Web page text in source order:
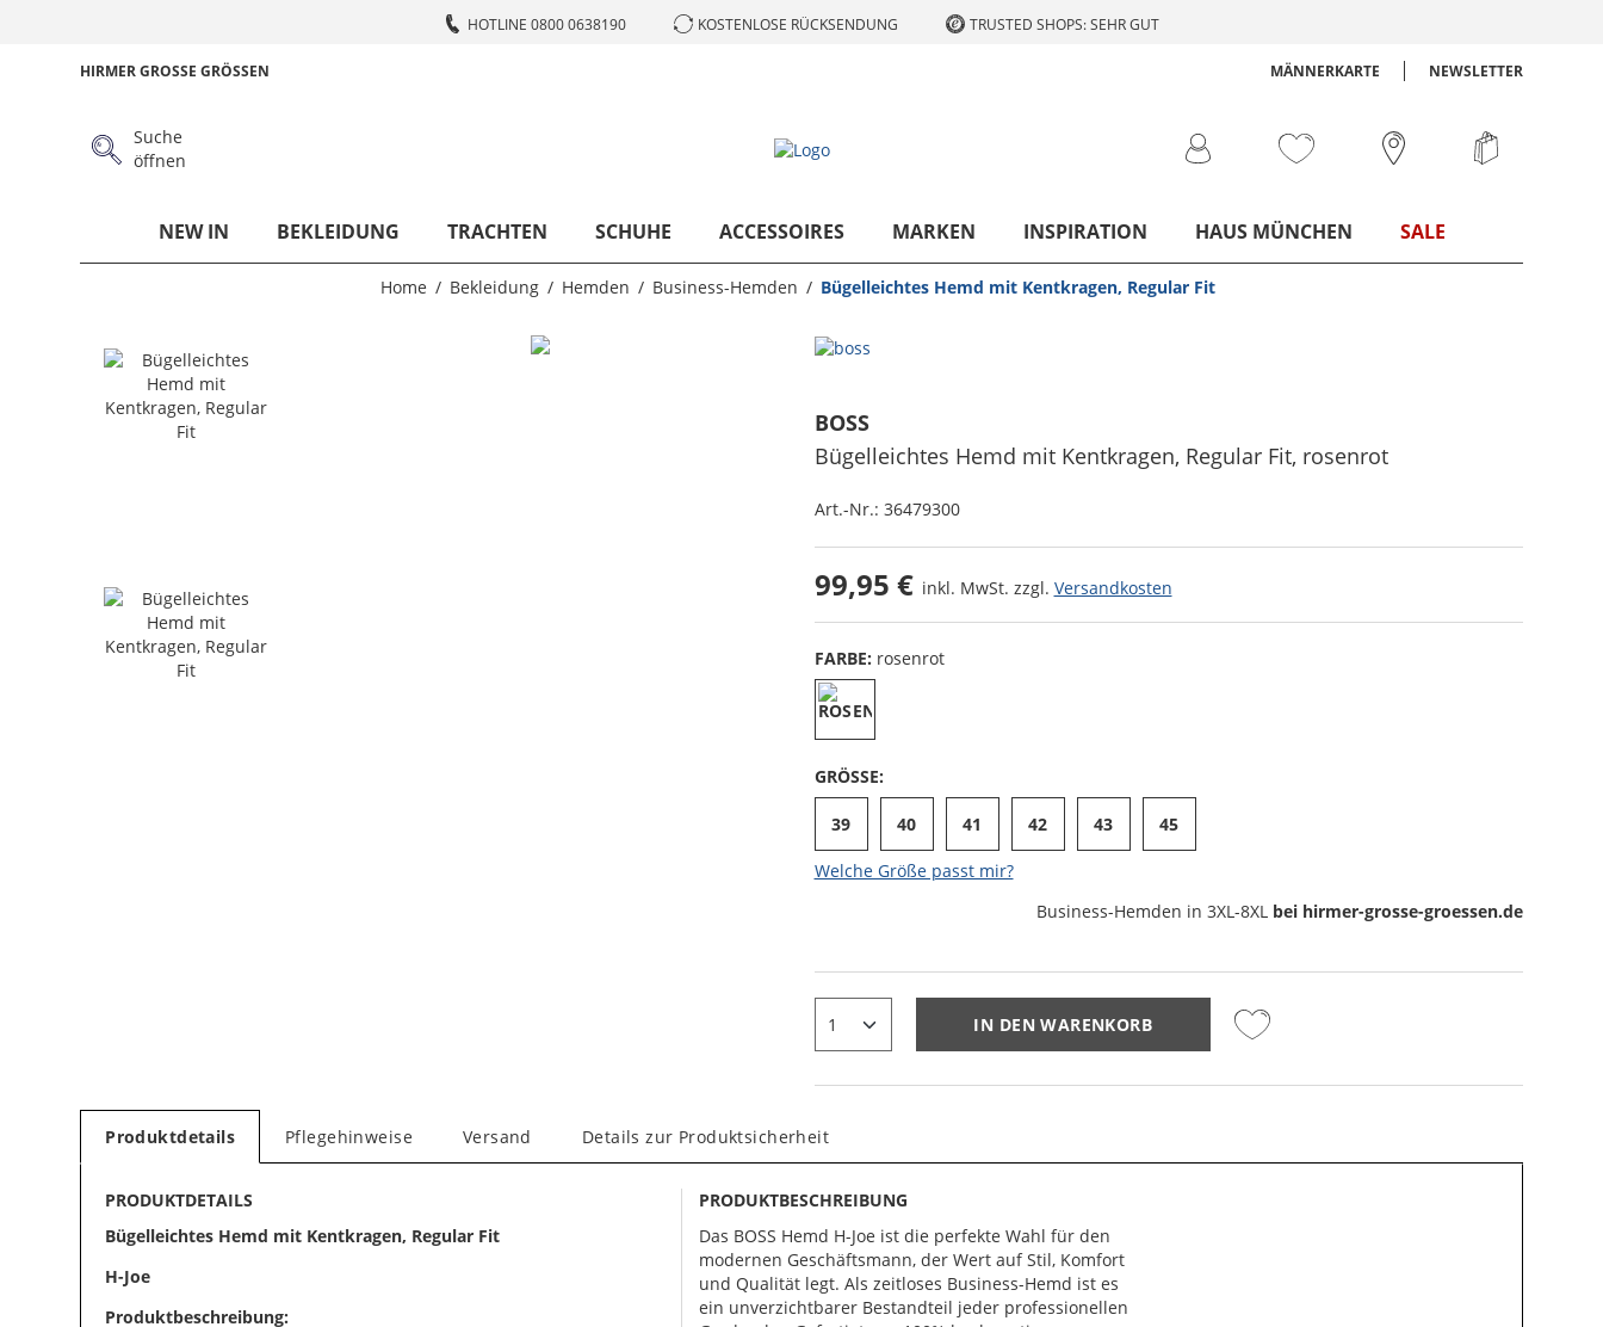
HOTLINE 0800 0638190 KOSTENLOSE RÜCKSENDUNG TRUSTED SHOPS: SEHR GUT
HIRMER GROSSE GRÖSSEN MÄNNERKARTE NEWSLETTER
Suche
öffnen
NEW IN BEKLEIDUNG TRACHTEN SCHUHE ACCESSOIRES MARKEN INSPIRATION HAUS MÜNCHEN SALE
Home Bekleidung Hemden Business-Hemden Bügelleichtes Hemd mit Kentkragen, Regular Fit
BOSS
Bügelleichtes Hemd mit Kentkragen, Regular Fit, rosenrot
Art.-Nr.: 36479300
99,95 € inkl. MwSt. zzgl. Versandkosten
FARBE: rosenrot
GRÖSSE:
39 40 41 42 43 45
Welche Größe passt mir?
Business-Hemden in 3XL-8XL bei hirmer-grosse-groessen.de
IN DEN WARENKORB
Produktdetails Pflegehinweise Versand Details zur Produktsicherheit
PRODUKTDETAILS
Bügelleichtes Hemd mit Kentkragen, Regular Fit
H-Joe
Produktbeschreibung:
PRODUKTBESCHREIBUNG
Das BOSS Hemd H-Joe ist die perfekte Wahl für den
modernen Geschäftsmann, der Wert auf Stil, Komfort
und Qualität legt. Als zeitloses Business-Hemd ist es
ein unverzichtbarer Bestandteil jeder professionellen